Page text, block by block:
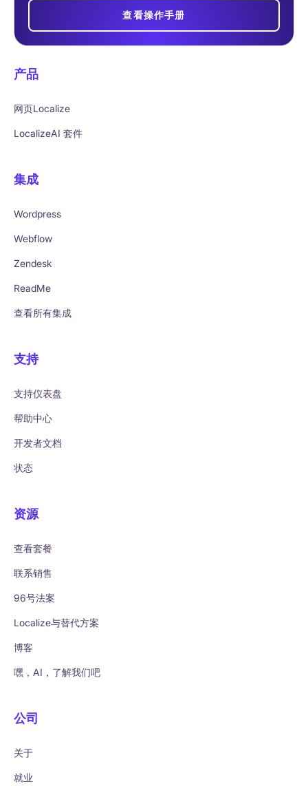
查看操作手册
产品
网页Localize
LocalizeAI 套件
集成
Wordpress
Webflow
Zendesk
ReadMe
查看所有集成
支持
支持仪表盘
帮助中心
开发者文档
状态
资源
查看套餐
联系销售
96号法案
Localize与替代方案
博客
嘿，AI，了解我们吧
公司
关于
就业